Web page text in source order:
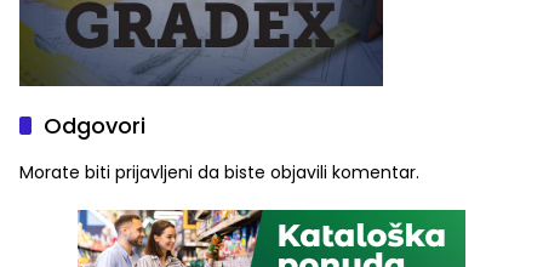
Odgovori
Morate biti prijavljeni da biste objavili komentar.